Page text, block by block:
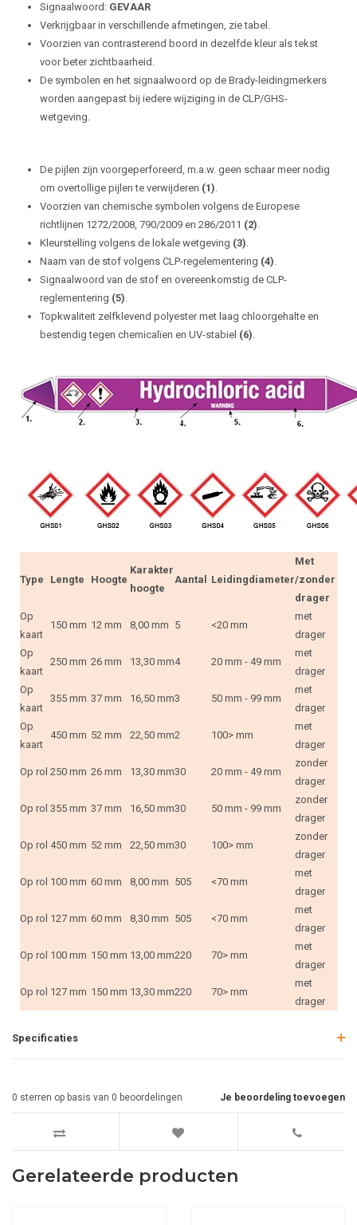
Signaalwoord: GEVAAR
Verkrijgbaar in verschillende afmetingen, zie tabel.
Voorzien van contrasterend boord in dezelfde kleur als tekst
voor beter zichtbaarheid.
De symbolen en het signaalwoord op de Brady-leidingmerkers
worden aangepast bij iedere wijziging in de CLP/GHS-
wetgeving.
De pijlen zijn voorgeperforeerd, m.a.w. geen schaar meer nodig
om overtollige pijlen te verwijderen (1).
Voorzien van chemische symbolen volgens de Europese
richtlijnen 1272/2008, 790/2009 en 286/2011 (2).
Kleurstelling volgens de lokale wetgeving (3).
Naam van de stof volgens CLP-regelementering (4).
Signaalwoord van de stof en overeenkomstig de CLP-
reglementering (5).
Topkwaliteit zelfklevend polyester met laag chloorgehalte en
bestendig tegen chemicalïen en UV-stabiel (6).
Type Lengte Hoogte
Karakter
hoogte
Aantal Leidingdiameter
Met
/zonder
drager
Op
kaart
150 mm 12 mm 8,00 mm 5 <20 mm
met
drager
Op
kaart
250 mm 26 mm 13,30 mm4 20 mm - 49 mm
met
drager
Op
kaart
355 mm 37 mm 16,50 mm3 50 mm - 99 mm
met
drager
Op
kaart
450 mm 52 mm 22,50 mm2 100> mm
met
drager
Op rol 250 mm 26 mm 13,30 mm30 20 mm - 49 mm
zonder
drager
Op rol 355 mm 37 mm 16,50 mm30 50 mm - 99 mm
zonder
drager
Op rol 450 mm 52 mm 22,50 mm30 100> mm
zonder
drager
Op rol 100 mm 60 mm 8,00 mm 505 <70 mm
met
drager
Op rol 127 mm 60 mm 8,30 mm 505 <70 mm
met
drager
Op rol 100 mm 150 mm 13,00 mm220 70> mm
met
drager
Op rol 127 mm 150 mm 13,30 mm220 70> mm
met
drager
Specificaties
Je beoordeling toevoegen
0 sterren op basis van 0 beoordelingen
Gerelateerde producten